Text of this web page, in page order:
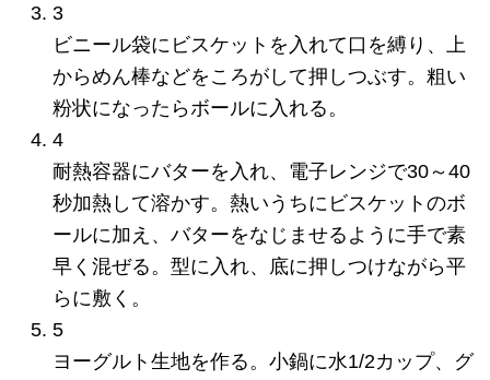
3
ビニール袋にビスケットを入れて口を縛り、上
からめん棒などをころがして押しつぶす。粗い
粉状になったらボールに入れる。
4
耐熱容器にバターを入れ、電子レンジで30～40
秒加熱して溶かす。熱いうちにビスケットのボ
ールに加え、バターをなじませるように手で素
早く混ぜる。型に入れ、底に押しつけながら平
らに敷く。
5
ヨーグルト生地を作る。小鍋に水1/2カップ、グ